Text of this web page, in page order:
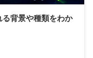
る背景や種類をわか